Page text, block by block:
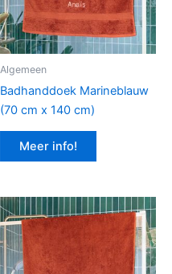
Algemeen
Badhanddoek Marineblauw
(70 cm x 140 cm)
Meer info!